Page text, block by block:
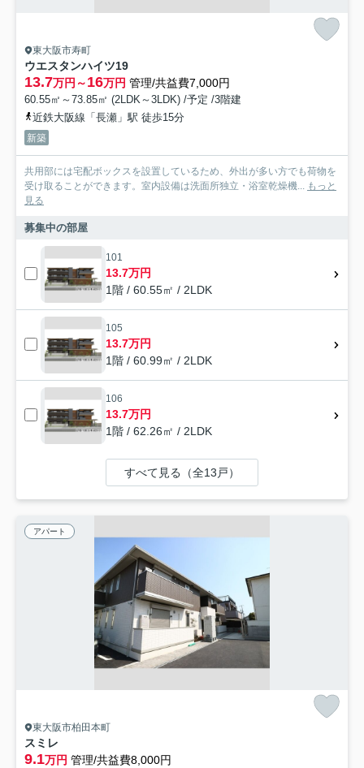
東大阪市寿町
ウエスタンハイツ19
13.7万円～16万円 管理/共益費7,000円
60.55㎡～73.85㎡ (2LDK～3LDK) /予定 /3階建
近鉄大阪線「長瀬」駅 徒歩15分
新築
共用部には宅配ボックスを設置しているため、外出が多い方でも荷物を
受け取ることができます。室内設備は洗面所独立・浴室乾燥機...
もっと
見る
募集中の部屋
101
13.7万円
1階 / 60.55㎡ / 2LDK
105
13.7万円
1階 / 60.99㎡ / 2LDK
106
13.7万円
1階 / 62.26㎡ / 2LDK
すべて見る（全13戸）
アパート
東大阪市柏田本町
スミレ
9.1万円 管理/共益費8,000円